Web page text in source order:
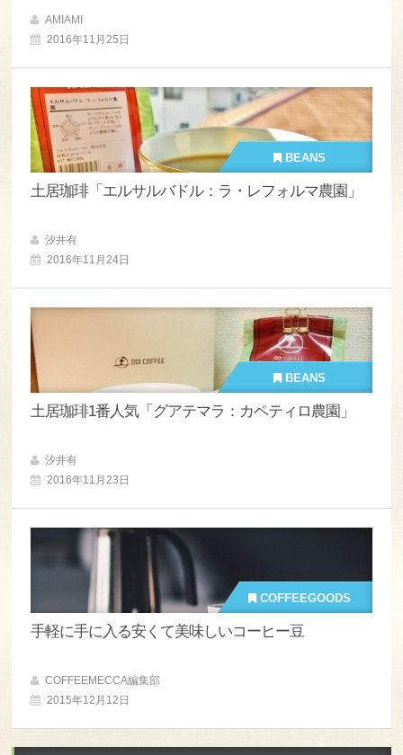
AMIAMI
2016年11月25日
BEANS
土居珈琲「エルサルバドル：ラ・レフォルマ農園」
汐井有
2016年11月24日
BEANS
土居珈琲1番人気「グアテマラ：カペティロ農園」
汐井有
2016年11月23日
COFFEEGOODS
手軽に手に入る安くて美味しいコーヒー豆
COFFEEMECCA編集部
2015年12月12日